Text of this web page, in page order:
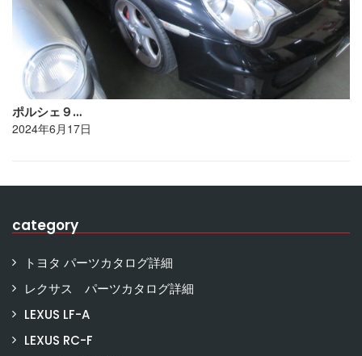
ポルシェ９…
2024年6月17日
category
トヨタ パーツカタログ詳細
レクサス パーツカタログ詳細
LEXUS LF-A
LEXUS RC-F